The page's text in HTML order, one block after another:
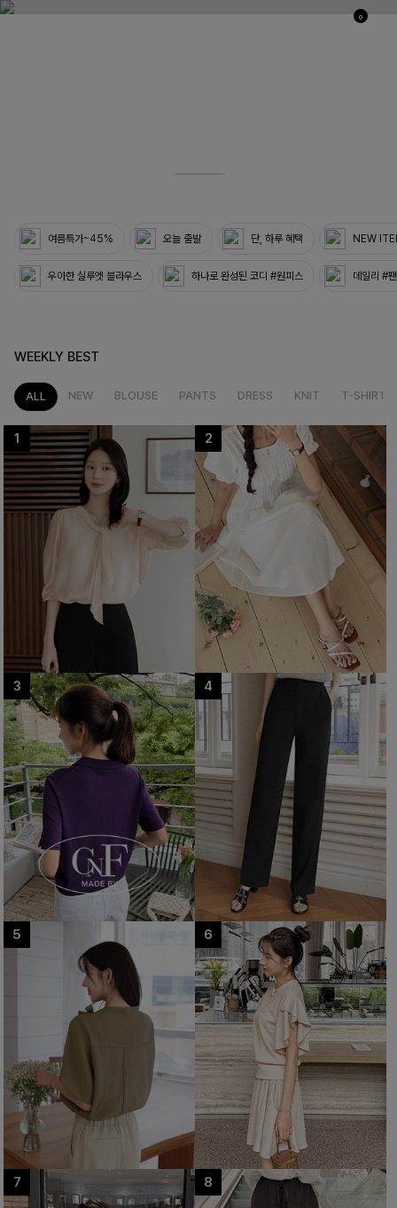
0
여름특가~45% 오늘 출발 단, 하루 혜택 NEW
우아한 실루엣 블라우스 하나로 완성된 코디 #원피스 데일리 #
WEEKLY BEST
ALL NEW BLOUSE PANTS DRESS KNIT T-SHIRT